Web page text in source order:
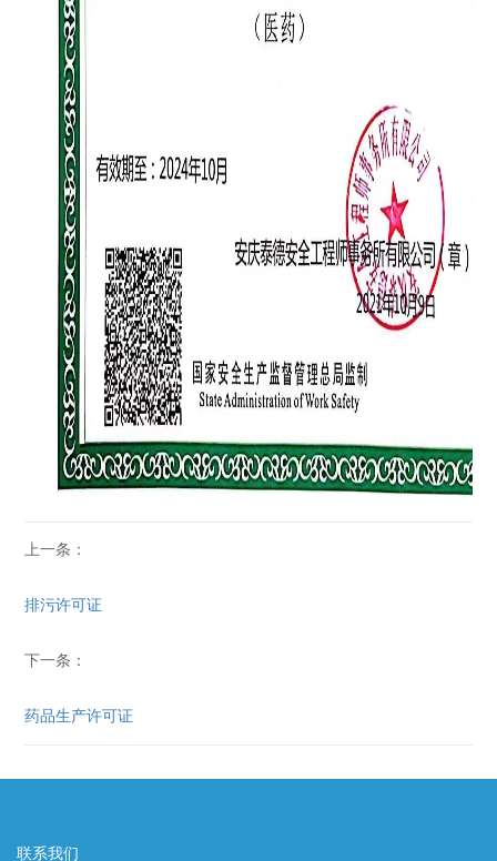
上一条：
排污许可证
下一条：
药品生产许可证
联系我们